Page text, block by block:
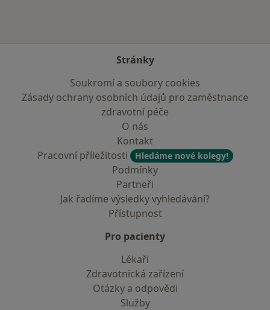
Stránky
Soukromí a soubory cookies
Zásady ochrany osobních údajů pro zaměstnance
zdravotní péče
O nás
Kontakt
Pracovní příležitosti
Hledáme nové kolegy!
Podmínky
Partneři
Jak řadíme výsledky vyhledávání?
Přístupnost
Pro pacienty
Lékaři
Zdravotnická zařízení
Otázky a odpovědi
Služby